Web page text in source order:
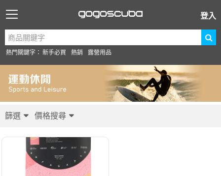
登入
熱門關鍵字： 新手必買 熱銷 露營用品
篩選 價格搜尋